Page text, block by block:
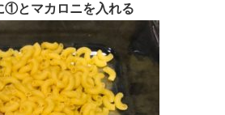
とマカロニを入れる